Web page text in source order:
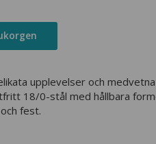
upplevelser och
18/0-stål med hållbara
fest.